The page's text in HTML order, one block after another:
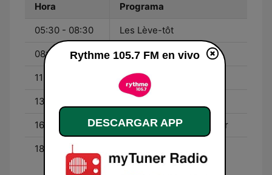
Hora Programa
05:30 - 08:30 Les Lève-tôt
08:30 - 11:30 Rythme au travail
11:30 - 13:00 Les filles du lunch
13:00 - 16:00 Rythme au travail
16:00 - 18:00 Mathieu Dufour: le retour
18:00 - 20:00
Rythme 105.7 FM en vivo
DESCARGAR APP